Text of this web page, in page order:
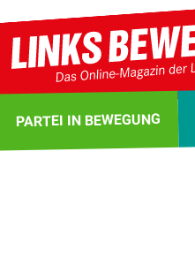
PARTEI IN BEWEGUNG